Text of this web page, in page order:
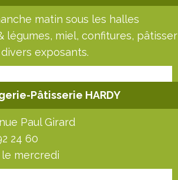
matin sous les halles
légumes, miel, confitures,
exposants.
Pâtisserie HARDY
Paul Girard
24 60
le mercredi